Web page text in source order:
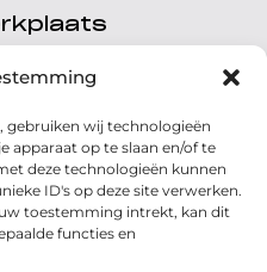
gebruiken wij technologieën
apparaat op te slaan en/of te
deze technologieën kunnen
ID's op deze site verwerken.
toestemming intrekt, kan dit
functies en
08.00 tot 17.00 uur
Gesloten